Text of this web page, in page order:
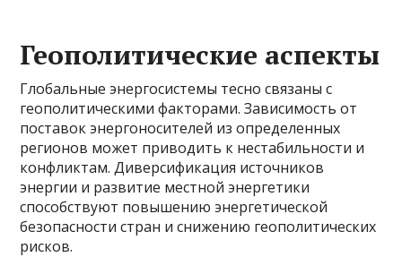
Геополитические аспекты
Глобальные энергосистемы тесно связаны с
геополитическими факторами. Зависимость от
поставок энергоносителей из определенных
регионов может приводить к нестабильности и
конфликтам. Диверсификация источников
энергии и развитие местной энергетики
способствуют повышению энергетической
безопасности стран и снижению геополитических
рисков.